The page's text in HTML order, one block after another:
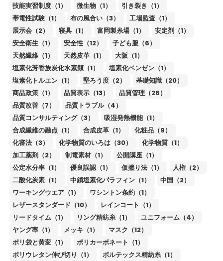
技能実習制度（1）
微生物（1）
引き裂き（1）
帯電性試験（1）
布の風合い（3）
工場監査（1）
展示会（2）
寝具（1） 富岡製糸場（1）
安定剤（1）
安全衛生（1）
安全性（12）
子ども服（6）
天然繊維（1）
天然皮革（1）
大阪（1）
塩素化芳香族炭化水素類（1）
塩素化ベンゼン（1）
塩素化トルエン（1）
堅ろう度（2）
基礎知識（20）
商品政策（1）
品質表示（13）
品質管理（26）
品質改善（7）
品質トラブル（4）
品質コンサルティング（3）
吸湿発熱機能（1）
合成繊維の融点（1）
合成皮革（1）
化粧品（9）
化審法（3）
化学物質のいろは（30）
化学物質（1）
加工薬剤（2）
制電素材（1）
公開講座（1）
公定水分率（1）
優良誤認（1） 仮撚り法（1）
人権（2）
二酸化炭素（1）
中鎖塩素化パラフィン（1）
中国（2）
ワーキングウエア（1）
ワシントン条約（1）
レザースタンダード（10）
レインコート（1）
リードタイム（1）
リング精紡糸（1）
ユニフォーム（4）
ヤング率（1）
メッキ（1）
マスク（12）
ポリ袋と黄変（1）
ポリカーボネート（1）
ポリウレタン伸び切り（1）
ボルテックス精紡糸（1）